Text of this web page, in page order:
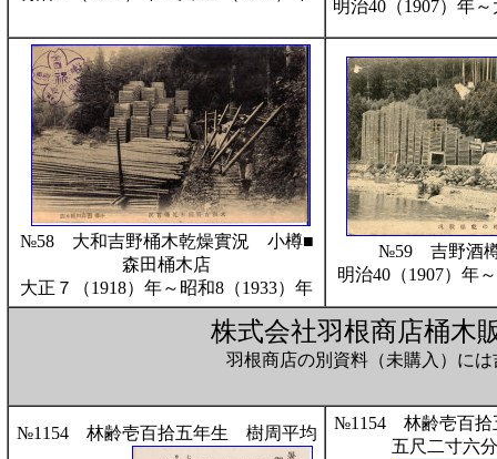
明治40（1907）年
№58 大和吉野桶木乾燥實況 小樽■
森田桶木店
大正７（1918）年～昭和8（1933）年
№59 吉野酒
明治40（1907）年
株式会社羽根商店桶木
羽根商店の別資料（未購入）に
№1154 林齢壱百拾五年生 樹周平均
№1154 林齢壱百
五尺二寸六